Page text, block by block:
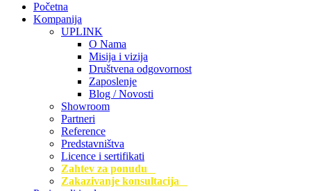
Početna
Kompanija
UPLINK
O Nama
Misija i vizija
Društvena odgovornost
Zaposlenje
Blog / Novosti
Showroom
Partneri
Reference
Predstavništva
Licence i sertifikati
Zahtev za ponudu
Zakazivanje konsultacija